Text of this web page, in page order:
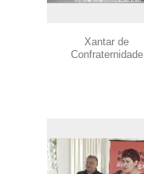
Xantar de
Confraternidade